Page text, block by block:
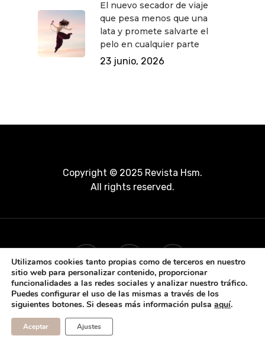
El nuevo secador de viaje
que pesa menos que una
lata y promete salvarte el
pelo en cualquier parte
23 junio, 2026
Copyright © 2025 Revista Hsm.
All rights reserved.
Utilizamos cookies tanto propias como de terceros en nuestro
sitio web para personalizar contenido, proporcionar
funcionalidades a las redes sociales y analizar nuestro tráfico.
Puedes configurar el uso de las mismas a través de los
siguientes botones. Si deseas más información pulsa aquí.
Aceptar Ajustes